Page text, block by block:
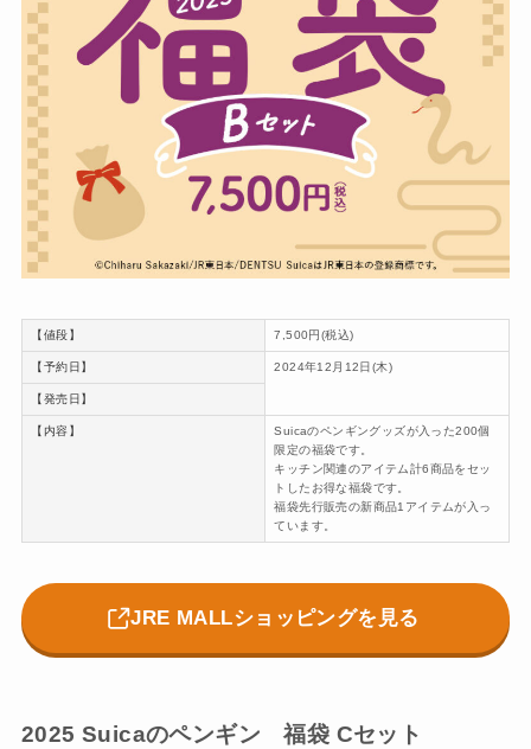
【値段】 7,500円(税込)
【予約日】 2024年12月12日(木)
【発売日】
【内容】
Suicaのペンギングッズが入った200個
限定の福袋です。
キッチン関連のアイテム計6商品をセッ
トしたお得な福袋です。
福袋先行販売の新商品1アイテムが入っ
ています。
JRE MALLショッピングを見る
2025 Suicaのペンギン 福袋 Cセット